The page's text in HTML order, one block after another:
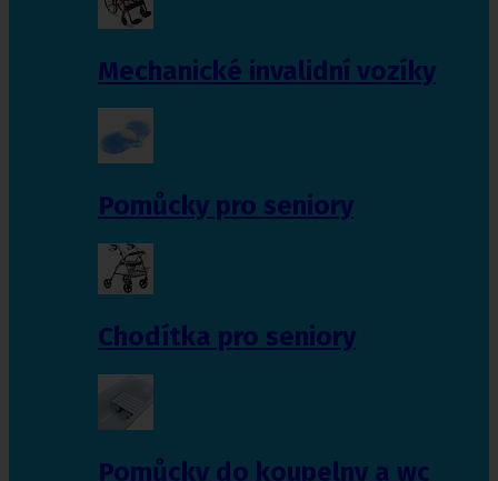
Mechanické invalidní vozíky
Pomůcky pro seniory
Chodítka pro seniory
Pomůcky do koupelny a wc